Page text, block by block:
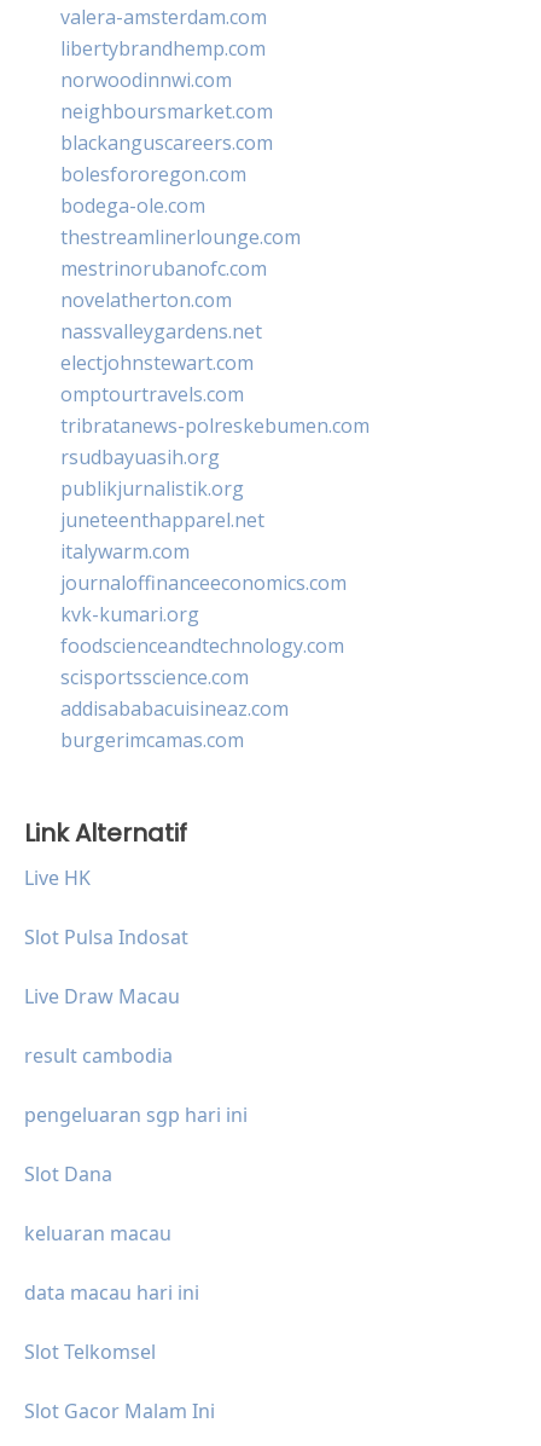
valera-amsterdam.com
libertybrandhemp.com
norwoodinnwi.com
neighboursmarket.com
blackanguscareers.com
bolesfororegon.com
bodega-ole.com
thestreamlinerlounge.com
mestrinorubanofc.com
novelatherton.com
nassvalleygardens.net
electjohnstewart.com
omptourtravels.com
tribratanews-polreskebumen.com
rsudbayuasih.org
publikjurnalistik.org
juneteenthapparel.net
italywarm.com
journaloffinanceeconomics.com
kvk-kumari.org
foodscienceandtechnology.com
scisportsscience.com
addisababacuisineaz.com
burgerimcamas.com
Link Alternatif
Live HK
Slot Pulsa Indosat
Live Draw Macau
result cambodia
pengeluaran sgp hari ini
Slot Dana
keluaran macau
data macau hari ini
Slot Telkomsel
Slot Gacor Malam Ini